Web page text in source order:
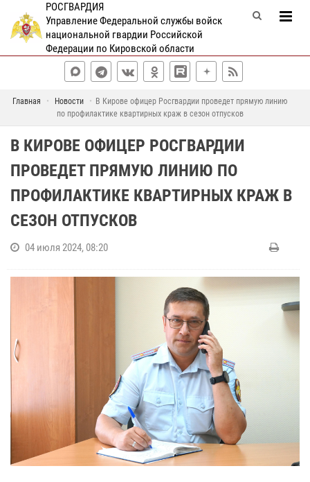
РОСГВАРДИЯ
Управление Федеральной службы войск
национальной гвардии Российской
Федерации по Кировской области
Главная Новости
В Кирове офицер Росгвардии проведет прямую линию
по профилактике квартирных краж в сезон отпусков
В КИРОВЕ ОФИЦЕР РОСГВАРДИИ
ПРОВЕДЕТ ПРЯМУЮ ЛИНИЮ ПО
ПРОФИЛАКТИКЕ КВАРТИРНЫХ КРАЖ В
СЕЗОН ОТПУСКОВ
04 июля 2024, 08:20